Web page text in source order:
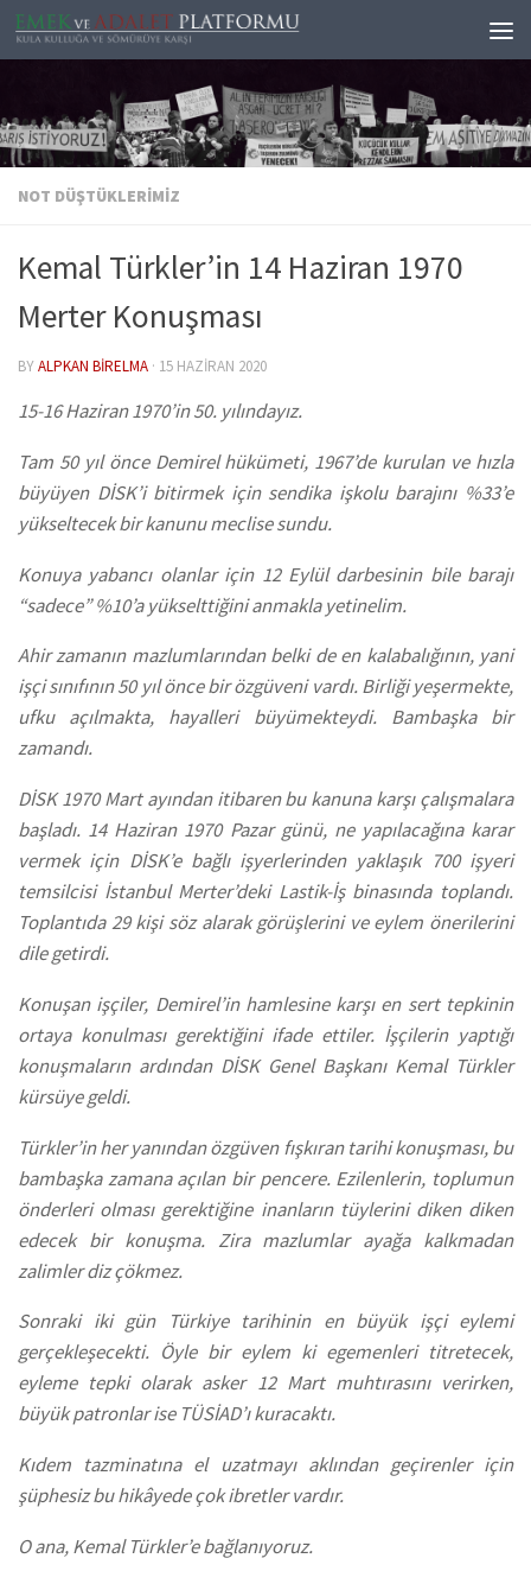
Skip to content
NOT DÜŞTÜKLERIMIZ
Kemal Türkler’in 14 Haziran 1970
Merter Konuşması
BYALPKAN BIRELMA · 15 HAZIRAN 2020
15-16 Haziran 1970’in 50. yılındayız.
Tam 50 yıl önce Demirel hükümeti, 1967’de kurulan ve hızla
büyüyen DİSK’i bitirmek için sendika işkolu barajını %33’e
yükseltecek bir kanunu meclise sundu.
Konuya yabancı olanlar için 12 Eylül darbesinin bile barajı
“sadece” %10’a yükselttiğini anmakla yetinelim.
Ahir zamanın mazlumlarından belki de en kalabalığının, yani
işçi sınıfının 50 yıl önce bir özgüveni vardı. Birliği yeşermekte,
ufku açılmakta, hayalleri büyümekteydi. Bambaşka bir
zamandı.
DİSK 1970 Mart ayından itibaren bu kanuna karşı çalışmalara
başladı. 14 Haziran 1970 Pazar günü, ne yapılacağına karar
vermek için DİSK’e bağlı işyerlerinden yaklaşık 700 işyeri
temsilcisi İstanbul Merter’deki Lastik-İş binasında toplandı.
Toplantıda 29 kişi söz alarak görüşlerini ve eylem önerilerini
dile getirdi.
Konuşan işçiler, Demirel’in hamlesine karşı en sert tepkinin
ortaya konulması gerektiğini ifade ettiler. İşçilerin yaptığı
konuşmaların ardından DİSK Genel Başkanı Kemal Türkler
kürsüye geldi.
Türkler’in her yanından özgüven fışkıran tarihi konuşması, bu
bambaşka zamana açılan bir pencere. Ezilenlerin, toplumun
önderleri olması gerektiğine inanların tüylerini diken diken
edecek bir konuşma. Zira mazlumlar ayağa kalkmadan
zalimler diz çökmez.
Sonraki iki gün Türkiye tarihinin en büyük işçi eylemi
gerçekleşecekti. Öyle bir eylem ki egemenleri titretecek,
eyleme tepki olarak asker 12 Mart muhtırasını verirken,
büyük patronlar ise TÜSİAD’ı kuracaktı.
Kıdem tazminatına el uzatmayı aklından geçirenler için
şüphesiz bu hikâyede çok ibretler vardır.
O ana, Kemal Türkler’e bağlanıyoruz.